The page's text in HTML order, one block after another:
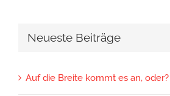
Neueste Beiträge
Auf die Breite kommt es an, oder?